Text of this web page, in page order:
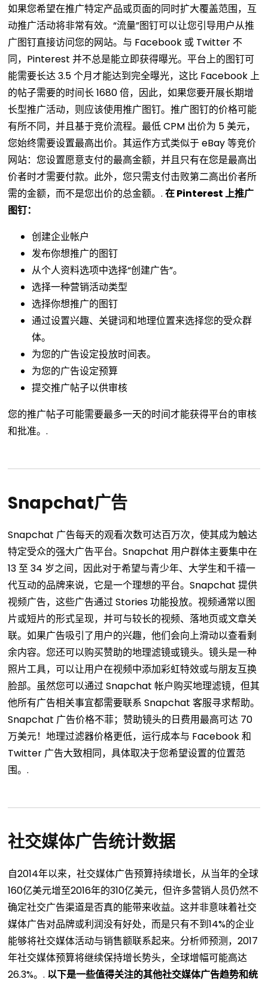
如果您希望在推广特定产品或页面的同时扩大覆盖范围，互
动推广活动将非常有效。“流量”图钉可以让您引导用户从推
广图钉直接访问您的网站。与 Facebook 或 Twitter 不
同，Pinterest 并不总是能立即获得曝光。平台上的图钉可
能需要长达 3.5 个月才能达到完全曝光，这比 Facebook 上
的帖子需要的时间长 1680 倍，因此，如果您要开展长期增
长型推广活动，则应该使用推广图钉。推广图钉的价格可能
有所不同，并且基于竞价流程。最低 CPM 出价为 5 美元，
您始终需要设置最高出价。其运作方式类似于 eBay 等竞价
网站：您设置愿意支付的最高金额，并且只有在您是最高出
价者时才需要付款。此外，您只需支付击败第二高出价者所
需的金额，而不是您出价的总金额。.在 Pinterest 上推广
图钉：
创建企业帐户
发布你想推广的图钉
从个人资料选项中选择“创建广告”。
选择一种营销活动类型
选择你想推广的图钉
通过设置兴趣、关键词和地理位置来选择您的受众群
体。
为您的广告设定投放时间表。
为您的广告设定预算
提交推广帖子以供审核
您的推广帖子可能需要最多一天的时间才能获得平台的审核
和批准。.
Snapchat广告
Snapchat 广告每天的观看次数可达百万次，使其成为触达
特定受众的强大广告平台。Snapchat 用户群体主要集中在
13 至 34 岁之间，因此对于希望与青少年、大学生和千禧一
代互动的品牌来说，它是一个理想的平台。Snapchat 提供
视频广告，这些广告通过 Stories 功能投放。视频通常以图
片或短片的形式呈现，并可与较长的视频、落地页或文章关
联。如果广告吸引了用户的兴趣，他们会向上滑动以查看剩
余内容。您还可以购买赞助的地理滤镜或镜头。镜头是一种
照片工具，可以让用户在视频中添加彩虹特效或与朋友互换
脸部。虽然您可以通过 Snapchat 帐户购买地理滤镜，但其
他所有广告相关事宜都需要联系 Snapchat 客服寻求帮助。
Snapchat 广告价格不菲；赞助镜头的日费用最高可达 70
万美元！地理过滤器价格更低，运行成本与 Facebook 和
Twitter 广告大致相同，具体取决于您希望设置的位置范
围。.
社交媒体广告统计数据
自2014年以来，社交媒体广告预算持续增长，从当年的全球
160亿美元增至2016年的310亿美元，但许多营销人员仍然不
确定社交广告渠道是否真的能带来收益。这并非意味着社交
媒体广告对品牌或利润没有好处，而是只有不到14%的企业
能够将社交媒体活动与销售额联系起来。分析师预测，2017
年社交媒体预算将继续保持增长势头，全球增幅可能高达
26.3%。. 以下是一些值得关注的其他社交媒体广告趋势和统